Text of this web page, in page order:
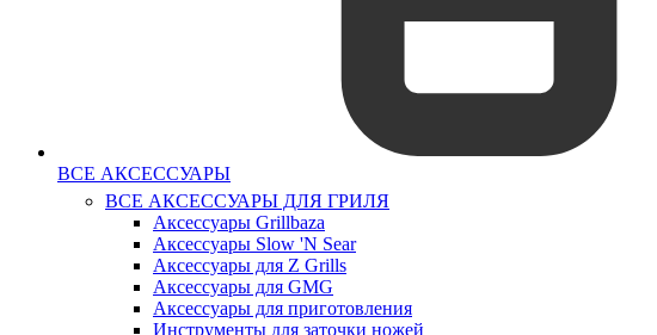
ВСЕ АКСЕССУАРЫ
ВСЕ АКСЕССУАРЫ ДЛЯ ГРИЛЯ
Аксессуары Grillbaza
Аксессуары Slow 'N Sear
Аксессуары для Z Grills
Аксессуары для GMG
Аксессуары для приготовления
Инструменты для заточки ножей